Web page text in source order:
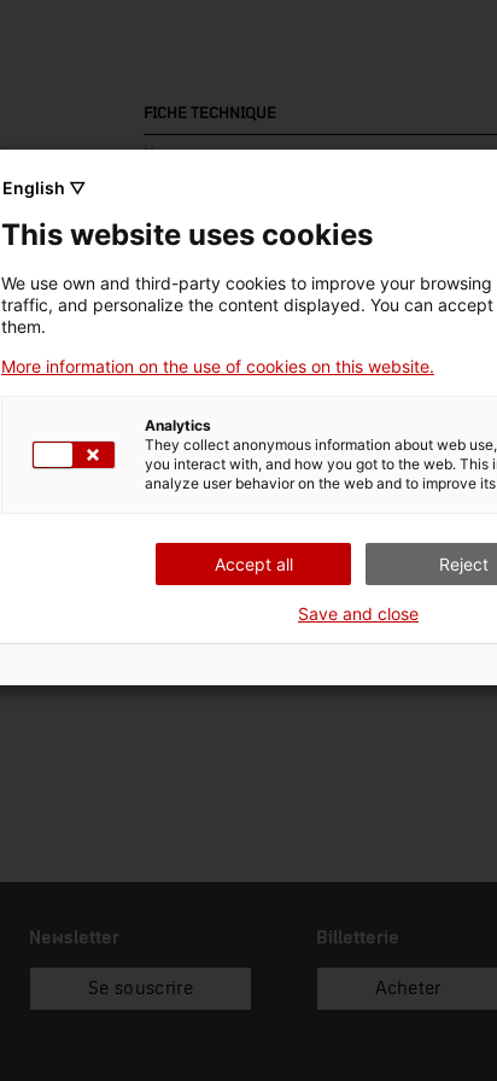
FICHE TECHNIQUE
Nom
Numéro d'inventaire
18069 Segle XX
Matériau
DONNÉES DU MUSÉE
Ciència i tècnica
25/04/2023
Type d’entrée
donació
Newsletter
Se souscrire
Billetterie
Acheter
English ▽
This website uses cookies
We use own and third-party cookies to improve your
traffic, and personalize the content displayed. You can
them.
More information on the use of cookies on this website.
Analytics
They collect anonymous information about web
you interact with, and how you got to the web. This
analyze user behavior on the web and to improve
Accept all Reject
Save and close